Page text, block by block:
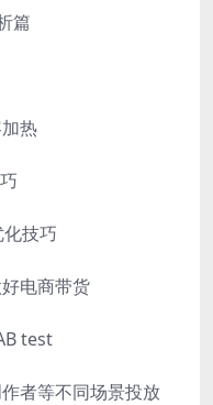
篇
热
技巧
电商带货
test
者等不同场景投放